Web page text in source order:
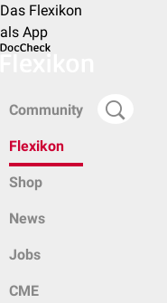
Das Flexikon
als App
Community
Flexikon
Shop
News
Jobs
CME